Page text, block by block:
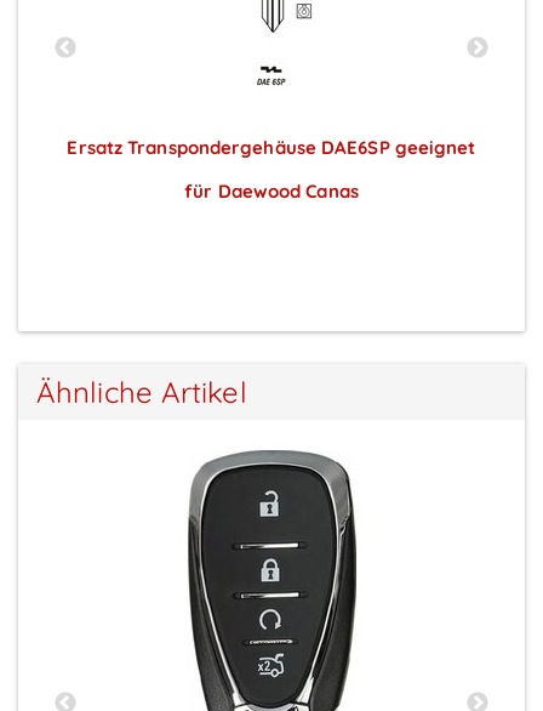
Ersatz Transpondergehäuse DAE6SP geeignet
für Daewood Canas
Ähnliche Artikel